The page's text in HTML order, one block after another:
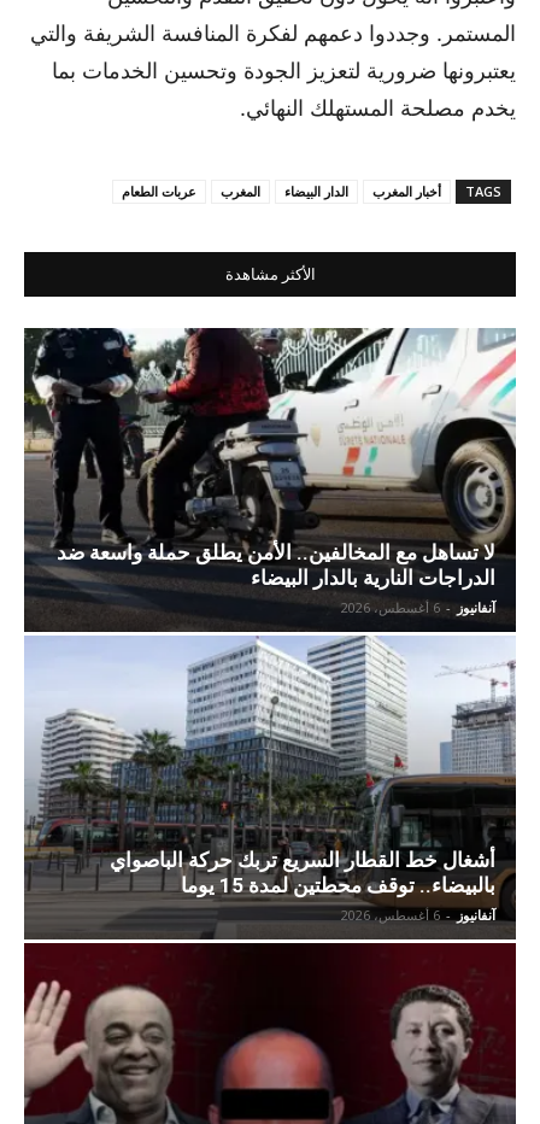
المستمر. وجددوا دعمهم لفكرة المنافسة الشريفة والتي
يعتبرونها ضرورية لتعزيز الجودة وتحسين الخدمات بما
يخدم مصلحة المستهلك النهائي.
TAGS أخبار المغرب الدار البيضاء المغرب عربات الطعام
الأكثر مشاهدة
لا تساهل مع المخالفين.. الأمن يطلق حملة واسعة ضد
الدراجات النارية بالدار البيضاء
آنفانيوز - 6 أغسطس، 2026
أشغال خط القطار السريع تربك حركة الباصواي
بالبيضاء.. توقف محطتين لمدة 15 يوما
آنفانيوز - 6 أغسطس، 2026